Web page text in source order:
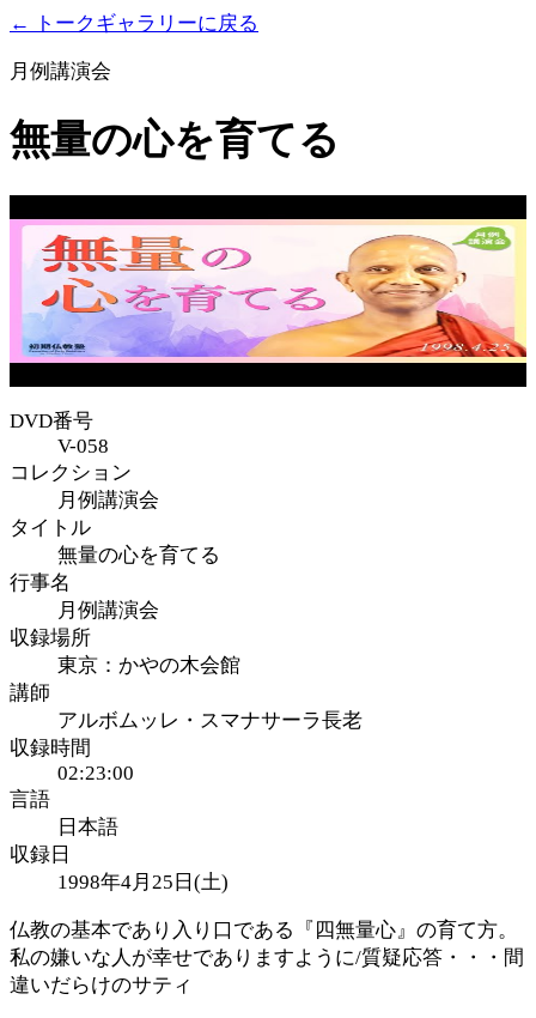
← トークギャラリーに戻る
月例講演会
無量の心を育てる
DVD番号
V-058
コレクション
月例講演会
タイトル
無量の心を育てる
行事名
月例講演会
収録場所
東京：かやの木会館
講師
アルボムッレ・スマナサーラ長老
収録時間
02:23:00
言語
日本語
収録日
1998年4月25日(土)
仏教の基本であり入り口である『四無量心』の育て方。
私の嫌いな人が幸せでありますように/質疑応答・・・間
違いだらけのサティ